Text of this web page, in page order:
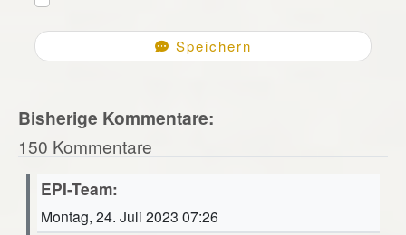
Speichern
Bisherige Kommentare:
150 Kommentare
EPI-Team:
Montag, 24. Juli 2023 07:26